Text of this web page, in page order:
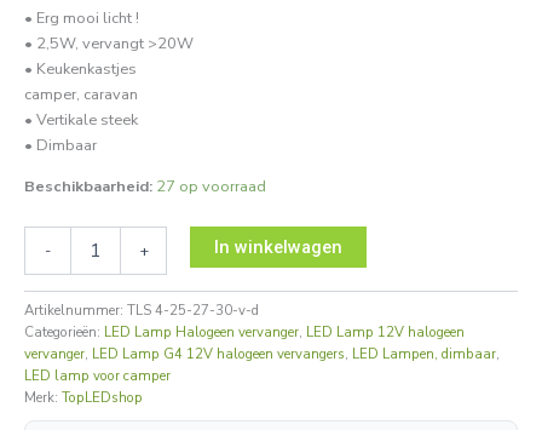
• Erg mooi licht !
• 2,5W, vervangt >20W
• Keukenkastjes
camper, caravan
• Vertikale steek
• Dimbaar
Beschikbaarheid: 27 op voorraad
- + In winkelwagen
Artikelnummer: TLS 4-25-27-30-v-d
Categorieën: LED Lamp Halogeen vervanger, LED Lamp 12V halogeen
vervanger, LED Lamp G4 12V halogeen vervangers, LED Lampen, dimbaar,
LED lamp voor camper
Merk: TopLEDshop